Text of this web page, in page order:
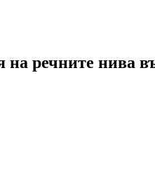
речните нива